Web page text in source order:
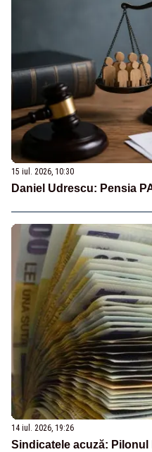
15 iul. 2026, 10:30
Daniel Udrescu: Pensia
14 iul. 2026, 19:26
Sindicatele acuză: